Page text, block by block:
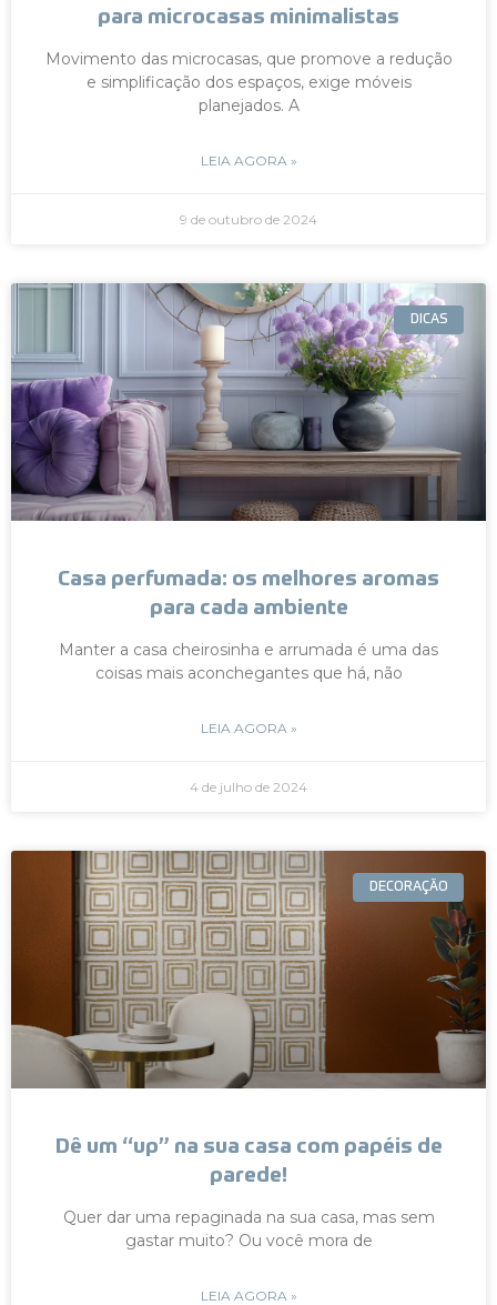
para microcasas minimalistas
Movimento das microcasas, que promove a redução
e simplificação dos espaços, exige móveis
planejados. A
LEIA AGORA »
9 de outubro de 2024
DICAS
Casa perfumada: os melhores aromas
para cada ambiente
Manter a casa cheirosinha e arrumada é uma das
coisas mais aconchegantes que há, não
LEIA AGORA »
4 de julho de 2024
DECORAÇÃO
Dê um “up” na sua casa com papéis de
parede!
Quer dar uma repaginada na sua casa, mas sem
gastar muito? Ou você mora de
LEIA AGORA »